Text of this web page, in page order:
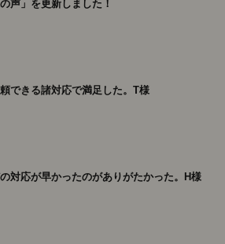
の声」を更新しました！
できる諸対応で満足した。T様
対応が早かったのがありがたかった。H様